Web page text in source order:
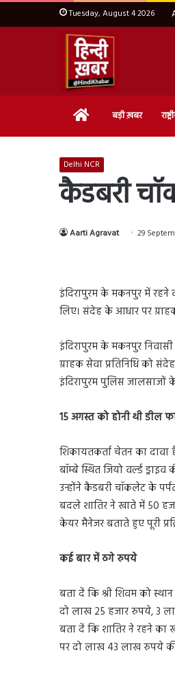
Tuesday, August 4 2026
Home बड़ी ख़बर
Delhi NCR
कैडबरी
Aarti Agravat 29
इंदिरापुरम के मकनपुर में
लिए। संदेह के आधार पर
इंदिरापुरम के मकनपुर
ग्राहक सेवा प्रतिनिधि को
इंदिरापुरम पुलिस
15 अगस्त को होनी थी डील
शिकायतकर्ता चेतन का
बॉम्बे स्थित जियो वर्ल्ड
उन्होंने कैडबरी चॉकलेट के
बदले शातिर ने खाते में 50
केयर मैनेजर बताते हुए पूरी
कई बार में ठगे रुपये
बता दें कि श्री शिवम को
दो लाख 25 हजार रुपये, 3
बता दें कि शातिर ने रहने का
पर दो लाख 43 लाख रुपये